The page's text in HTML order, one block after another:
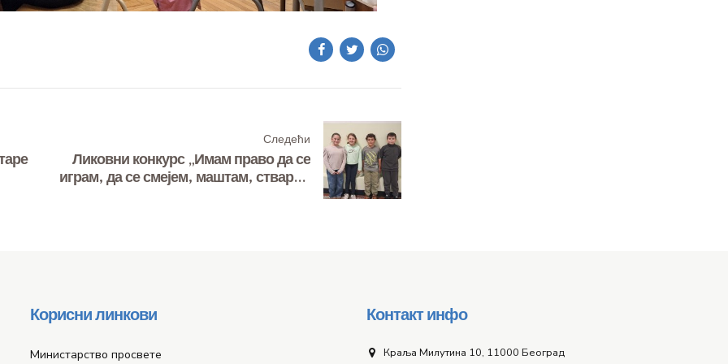
Следећи
Ликовни конкурс „Имам право да се
играм, да се смејем, маштам, стварам
Корисни линкови
Министарство просвете
Контакт инфо
Краља Милутина 10, 11000 Београд